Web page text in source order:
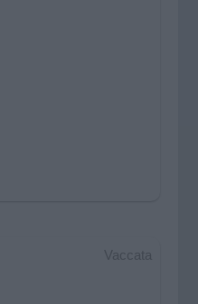
Vaccata